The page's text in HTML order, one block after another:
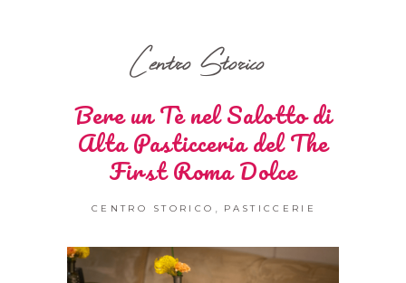
Centro Storico
Bere un Tè nel Salotto di
Alta Pasticceria del The
First Roma Dolce
CENTRO STORICO , PASTICCERIE